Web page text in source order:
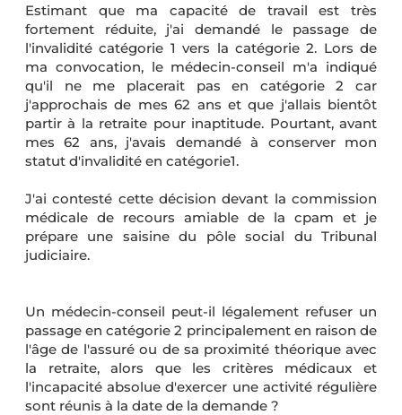
Estimant que ma capacité de travail est très
fortement réduite, j'ai demandé le passage de
l'invalidité catégorie 1 vers la catégorie 2. Lors de
ma convocation, le médecin-conseil m'a indiqué
qu'il ne me placerait pas en catégorie 2 car
j'approchais de mes 62 ans et que j'allais bientôt
partir à la retraite pour inaptitude. Pourtant, avant
mes 62 ans, j'avais demandé à conserver mon
statut d'invalidité en catégorie1.
J'ai contesté cette décision devant la commission
médicale de recours amiable de la cpam et je
prépare une saisine du pôle social du Tribunal
judiciaire.
Un médecin-conseil peut-il légalement refuser un
passage en catégorie 2 principalement en raison de
l'âge de l'assuré ou de sa proximité théorique avec
la retraite, alors que les critères médicaux et
l'incapacité absolue d'exercer une activité régulière
sont réunis à la date de la demande ?